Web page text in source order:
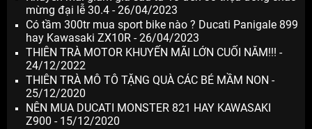
mừng đại lễ 30.4 - 26/04/2023
Có tầm 300tr mua sport bike nào ? Ducati Panigale 899
hay Kawasaki ZX10R - 26/04/2023
THIÊN TRÀ MOTOR KHUYẾN MÃI LỚN CUỐI NĂM!!! -
24/12/2022
THIÊN TRÀ MÔ TÔ TẶNG QUÀ CÁC BÉ MẦM NON -
25/12/2020
NÊN MUA DUCATI MONSTER 821 HAY KAWASAKI
Z900 - 15/12/2020